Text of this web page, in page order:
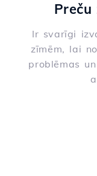
Ir svarīgi
zīmēm, lai
problēmas